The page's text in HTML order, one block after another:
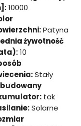
10000
Patyna
żywotność
10
Stały
tak
Solarne